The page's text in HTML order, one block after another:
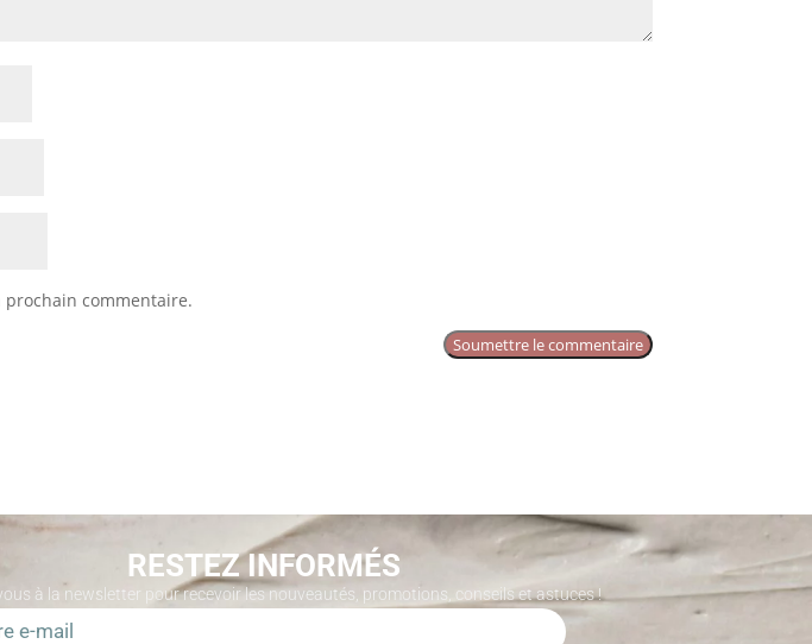
commentaire.
Soumettre le commentaire
RESTEZ INFORMÉS
à la newsletter pour recevoir les nouveautés, promotions, conseils et astuces !